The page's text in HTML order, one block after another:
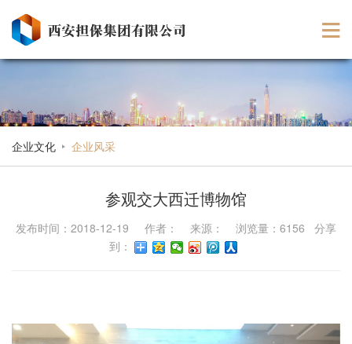
企业文化 企业风采
参观交大西迁博物馆
发布时间：2018-12-19 作者： 来源： 浏览量：6156 分享
到：